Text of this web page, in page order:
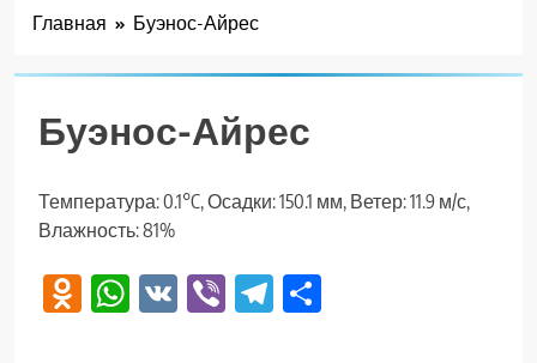
Главная Буэнос-Айрес
Буэнос-Айрес
Температура: 0.1°C, Осадки: 150.1 мм, Ветер: 11.9 м/с,
Влажность: 81%
Odnoklassniki
WhatsApp
VK ViberTelegram